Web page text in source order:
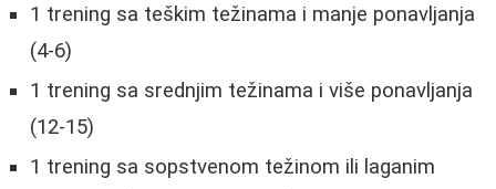
1 trening sa teškim težinama i manje ponavljanja
(4-6)
1 trening sa srednjim težinama i više ponavljanja
(12-15)
1 trening sa sopstvenom težinom ili laganim